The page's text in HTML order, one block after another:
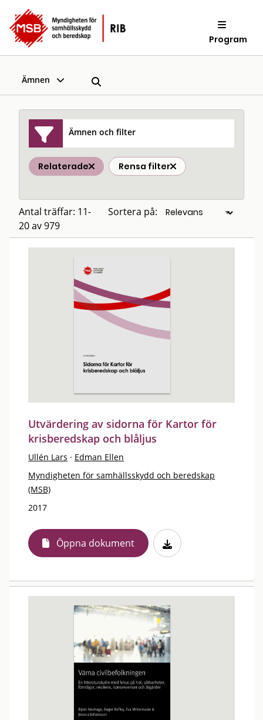
Program
Ämnen
Ämnen och filter
Relaterade Rensa filter
Antal träffar: 11-
20 av 979
Sortera på:
Utvärdering av sidorna för Kartor för
krisberedskap och blåljus
Ullén Lars · Edman Ellen
Myndigheten för samhällsskydd och beredskap
(MSB)
2017
Öppna dokument